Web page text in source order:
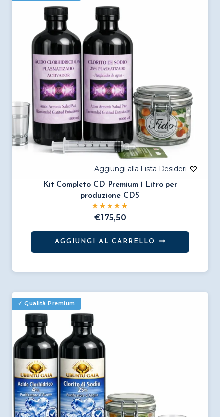
opzioni
possono
essere
scelte
nella
pagina
del
prodotto
Kit Completo CD Premium 1 Litro per
produzione CDS
€175,50
AGGIUNGI AL CARRELLO